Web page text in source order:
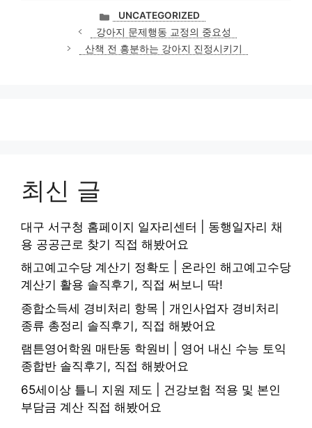
카
테
고
리
UNCATEGORIZED
강아지 문제행동 교정의 중요성
산책 전 흥분하는 강아지 진정시키기
최신 글
대구 서구청 홈페이지 일자리센터 | 동행일자리 채
용 공공근로 찾기 직접 해봤어요
해고예고수당 계산기 정확도 | 온라인 해고예고수당
계산기 활용 솔직후기, 직접 써보니 딱!
종합소득세 경비처리 항목 | 개인사업자 경비처리
종류 총정리 솔직후기, 직접 해봤어요
램튼영어학원 매탄동 학원비 | 영어 내신 수능 토익
종합반 솔직후기, 직접 해봤어요
65세이상 틀니 지원 제도 | 건강보험 적용 및 본인
부담금 계산 직접 해봤어요